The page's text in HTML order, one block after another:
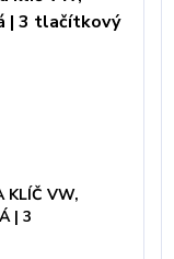
KLÍČ VW,
| 3